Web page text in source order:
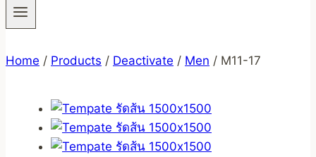
Home / Products / Deactivate / Men / M11-17